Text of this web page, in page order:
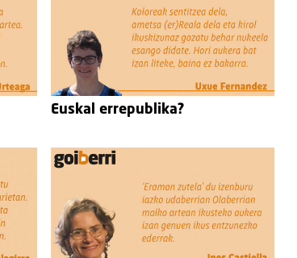
Euskal errepublika?